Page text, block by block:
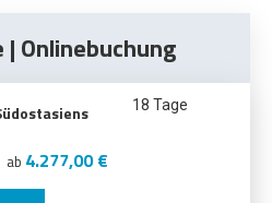
| Onlinebuchung
18 Tage
ab 4.277,00 €